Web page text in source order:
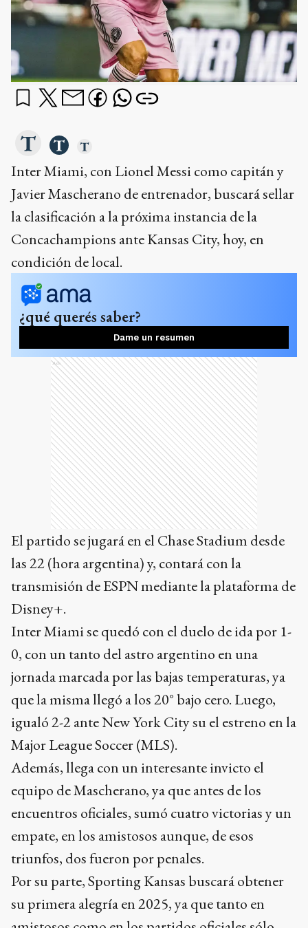
Inter Miami, con Lionel Messi como capitán y
Javier Mascherano de entrenador, buscará sellar
la clasificación a la próxima instancia de la
Concachampions ante Kansas City, hoy, en
condición de local.
¿qué querés saber?
Dame un resumen
Ads
El partido se jugará en el Chase Stadium desde
las 22 (hora argentina) y, contará con la
transmisión de ESPN mediante la plataforma de
Disney+.
Inter Miami se quedó con el duelo de ida por 1-
0, con un tanto del astro argentino en una
jornada marcada por las bajas temperaturas, ya
que la misma llegó a los 20° bajo cero. Luego,
igualó 2-2 ante New York City su el estreno en la
Major League Soccer (MLS).
Además, llega con un interesante invicto el
equipo de Mascherano, ya que antes de los
encuentros oficiales, sumó cuatro victorias y un
empate, en los amistosos aunque, de esos
triunfos, dos fueron por penales.
Por su parte, Sporting Kansas buscará obtener
su primera alegría en 2025, ya que tanto en